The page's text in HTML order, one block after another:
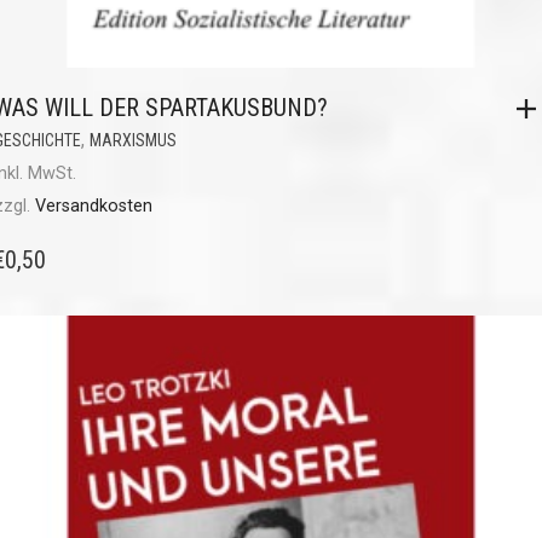
WILL DER SPARTAKUSBUND?
, MARXISMUS
MwSt.
Versandkosten
0,50